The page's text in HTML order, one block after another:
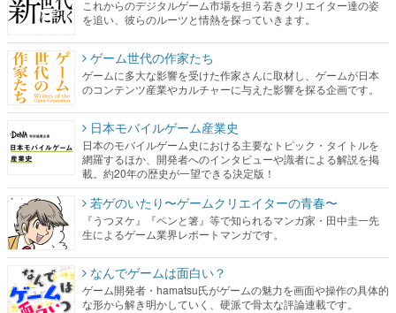
これからのデジタルゲーム市場を担う若きクリエイター達の姿
を追い、彼らのルーツと情熱を探っていきます。
ゲーム世代の作家たち
ゲームに多大な影響を受けた作家さんに取材し、ゲームが日本
のコンテンツ産業やカルチャーに与えた影響を探る企画です。
日本モバイルゲーム産業史
日本のモバイルゲーム史における主要なトピック・タイトルを
網羅するほか、開発者へのインタビューや識者による解説を掲
載。約20年の歴史が一望できる決定版！
若ゲのいたり〜ゲームクリエイターの青春〜
『うつヌケ』『ペンと箸』等で知られるマンガ家・田中圭一先
生によるゲーム業界レポートマンガです。
なんでゲームは面白い？
ゲーム開発者・hamatsu氏がゲームの魅力を画面や操作の具体的
な形から解き明かしていく、硬派で骨太な評論連載です。